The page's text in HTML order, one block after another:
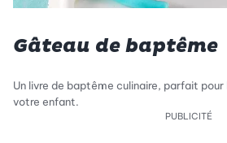
Gâteau de baptême
Un livre de baptême culinaire, parfait
votre enfant.
PUBLICITÉ